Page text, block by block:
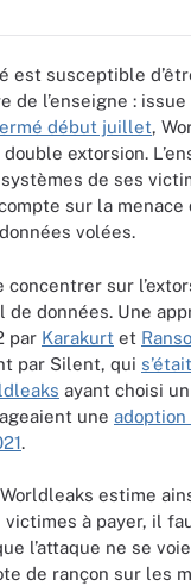
est susceptible
de l’enseigne :
début juillet,
extorsion.
de ses
sur la menace
volées.
concentrer sur
de données. Une
par Karakurt et
par Silent, qui
ayant choisi
une
.
Worldleaks estime
à payer, il
l’attaque ne se voie
de rançon sur les